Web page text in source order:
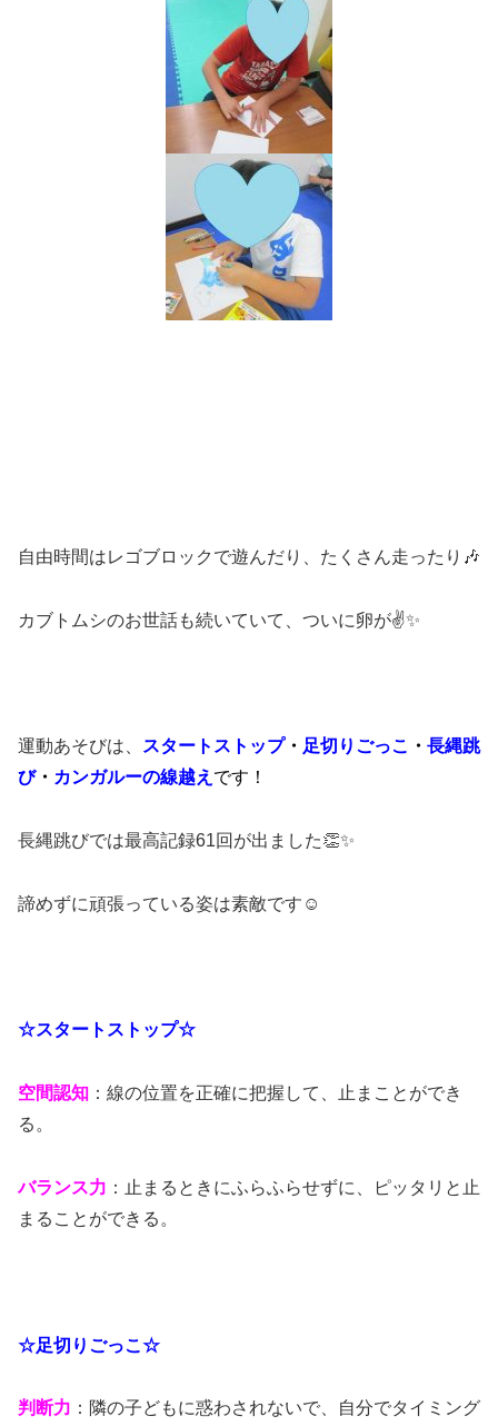
自由時間はレゴブロックで遊んだり、たくさん走ったり🎶
カブトムシのお世話も続いていて、ついに卵が✌✨
運動あそびは、 スタートストップ・ 足切りごっこ ・ 長縄跳
び・ カンガルーの線越え です ！
長縄跳びでは最高記録61回が出ました👏✨
諦めずに頑張っている姿は素敵です☺
☆スタートストップ☆
空間認知 ：線の位置を正確に把握して、止まことができ
る。
バランス力 ：止まるときにふらふらせずに、ピッタリと止
まることができる。
☆足切りごっこ☆
判断力 ：隣の子どもに惑わされないで、自分でタイミング